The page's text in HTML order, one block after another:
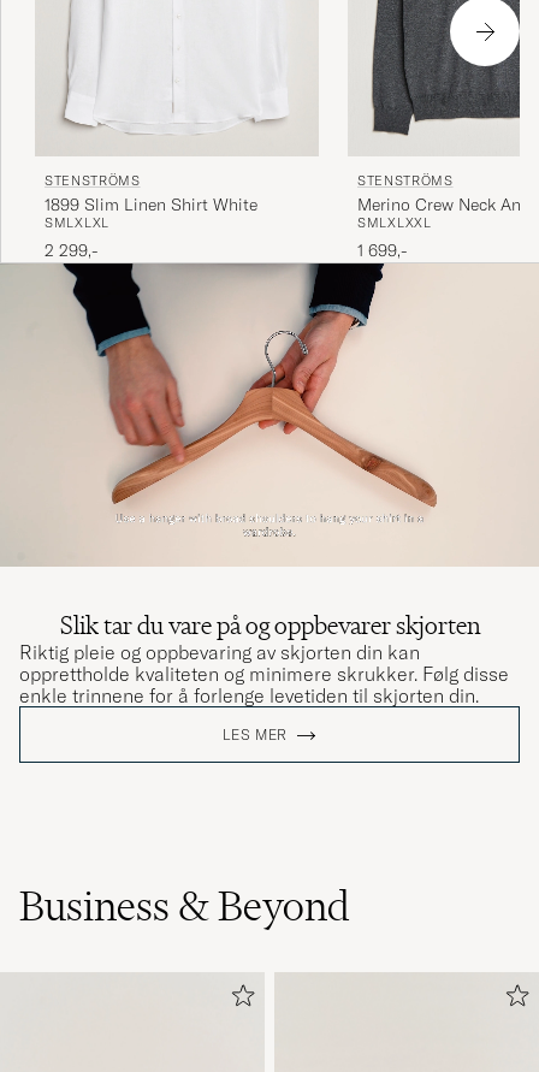
STENSTRÖMS
1899 Slim Linen Shirt White
SMLXL XL
2 299,-
STENSTRÖMS
Merino Crew Neck
SMLXL XXL
1 699,-
Slik tar du vare på og oppbevarer skjorten
Riktig pleie og oppbevaring av skjorten din kan
opprettholde kvaliteten og minimere skrukker. Følg disse
enkle trinnene for å forlenge levetiden til skjorten din.
LES MER
Business & Beyond